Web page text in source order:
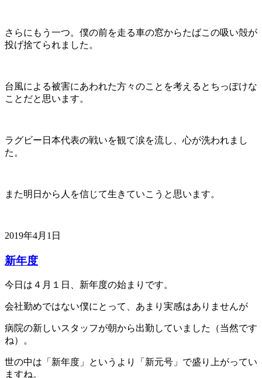
さらにもう一つ。僕の前を走る車の窓からたばこの吸い殻が
投げ捨てられました。
台風による被害にあわれた方々のことを考えるとちっぽけな
ことだと思います。
ラグビー日本代表の戦いを観て涙を流し、心が洗われまし
た。
また明日から人を信じて生きていこうと思います。
2019年4月1日
新年度
今日は４月１日、新年度の始まりです。
会社勤めではない僕にとって、あまり実感はありませんが
病院の新しいスタッフが朝から出勤していました（当然です
ね）。
世の中は「新年度」というより「新元号」で盛り上がってい
ますね。